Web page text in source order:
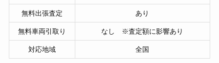
無料出張査定 あり
無料車両引取り なし ※査定額に影響あり
対応地域 全国